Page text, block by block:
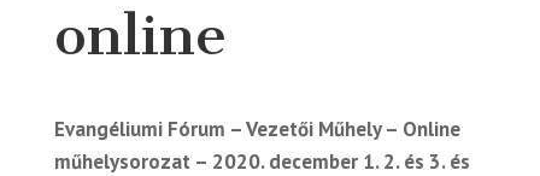
online
Evangéliumi Fórum – Vezetői Műhely – Online
műhelysorozat – 2020. december 1. 2. és 3. és